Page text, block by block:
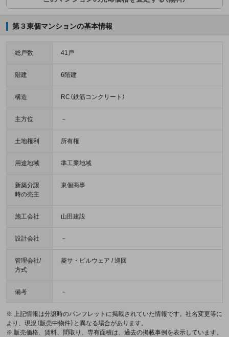
第３東個マンションの基本情報
総戸数 41戸
階建 6階建
構造 RC（鉄筋コンクリート）
主方位 －
土地権利 所有権
用途地域 準工業地域
新築分譲
時の売主
東個商事
施工会社 山田建設
設計会社 －
管理会社/
方式
菱サ・ビルウェア / 巡回
備考 －
※ 上記情報は分譲時のパンフレットに掲載されていた情報です。社名変更等に
より、現況（販売中物件）と異なる場合があります。
※ 販売価格、賃料、間取り、専有面積は、過去の掲載事例を表示しています。